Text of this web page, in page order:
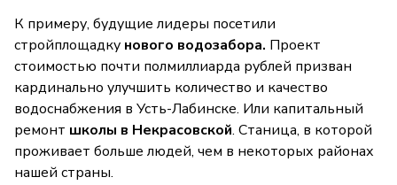
К примеру, будущие лидеры посетили
стройплощадку нового водозабора. Проект
стоимостью почти полмиллиарда рублей призван
кардинально улучшить количество и качество
водоснабжения в Усть-Лабинске. Или капитальный
ремонт школы в Некрасовской. Станица, в которой
проживает больше людей, чем в некоторых районах
нашей страны.